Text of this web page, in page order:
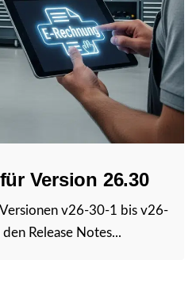
Version 26.30
v26-30-1 bis v26-
Release Notes...